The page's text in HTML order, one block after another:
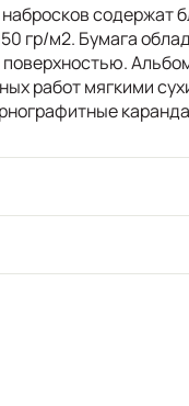
содержат
гр/м2. Бумага
работ мягкими